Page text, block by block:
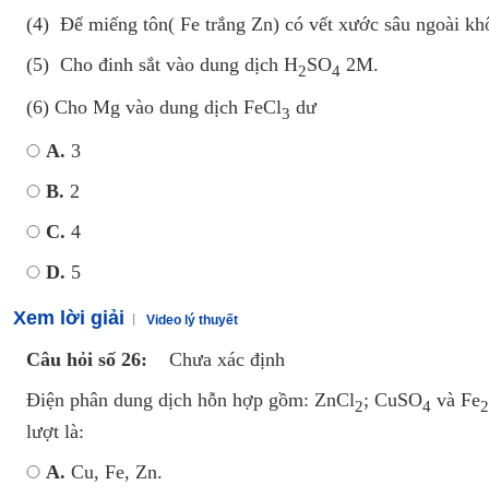
(4) Để miếng tôn( Fe trắng Zn) có vết xước sâu ngoài
(5) Cho đinh sắt vào dung dịch H2SO4 2M.
(6) Cho Mg vào dung dịch FeCl3 dư
A. 3
B. 2
C. 4
D. 5
Xem lời giải Video lý thuyết
Câu hỏi số 26:
Chưa xác định
Điện phân dung dịch hỗn hợp gồm: ZnCl2; CuSO4 và Fe2
lượt là:
A. Cu, Fe, Zn.